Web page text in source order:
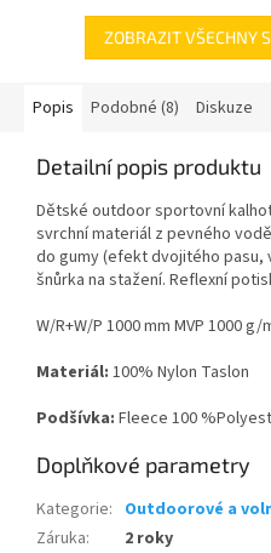
ZOBRAZIT VŠECHNY
Popis Podobné (8) Diskuze
Detailní popis produktu
Dětské outdoor sportovní
svrchní materiál z pevného
do gumy (efekt dvojitého pasu,
šnůrka na stažení. Reflexní
W/R+W/P 1000 mm MVP 1000 g/
Materiál: 100% Nylon Taslon
Podšívka: Fleece 100
Doplňkové parametry
Kategorie: Outdoorové a
Záruka:
2 roky